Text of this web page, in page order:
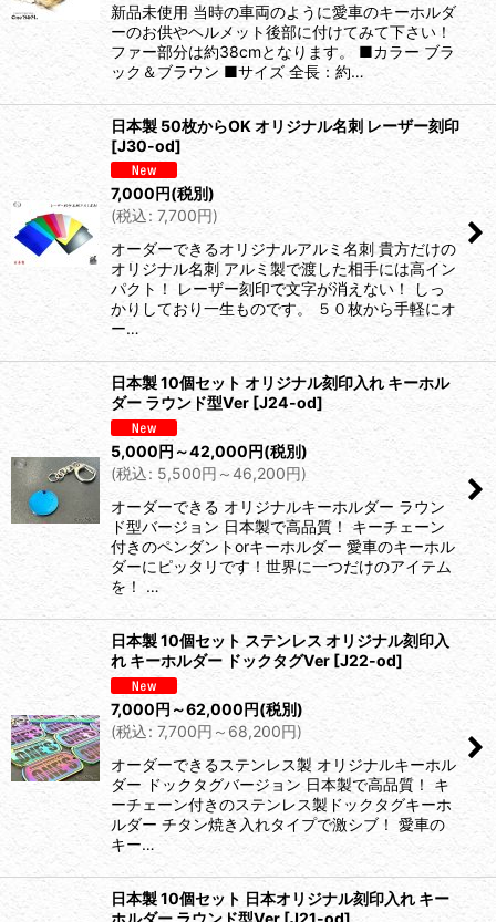
新品未使用 当時の車両のように愛車のキーホルダ
ーのお供やヘルメット後部に付けてみて下さい！
ファー部分は約38cmとなります。 ■カラー ブラ
ック＆ブラウン ■サイズ 全長：約…
日本製 50枚からOK オリジナル名刺 レーザー刻印
[J30-od]
7,000円(税別)
(税込: 7,700円)
オーダーできるオリジナルアルミ名刺 貴方だけの
オリジナル名刺 アルミ製で渡した相手には高イン
パクト！ レーザー刻印で文字が消えない！ しっ
かりしており一生ものです。 ５０枚から手軽にオ
ー…
日本製 10個セット オリジナル刻印入れ キーホル
ダー ラウンド型Ver [J24-od]
5,000円 ～42,000円(税別)
(税込: 5,500円 ～46,200円)
オーダーできる オリジナルキーホルダー ラウン
ド型バージョン 日本製で高品質！ キーチェーン
付きのペンダントorキーホルダー 愛車のキーホル
ダーにピッタリです！世界に一つだけのアイテム
を！ …
日本製 10個セット ステンレス オリジナル刻印入
れ キーホルダー ドックタグVer [J22-od]
7,000円 ～62,000円(税別)
(税込: 7,700円 ～68,200円)
オーダーできるステンレス製 オリジナルキーホル
ダー ドックタグバージョン 日本製で高品質！ キ
ーチェーン付きのステンレス製ドックタグキーホ
ルダー チタン焼き入れタイプで激シブ！ 愛車の
キー…
日本製 10個セット 日本オリジナル刻印入れ キー
ホルダー ラウンド型Ver [J21-od]